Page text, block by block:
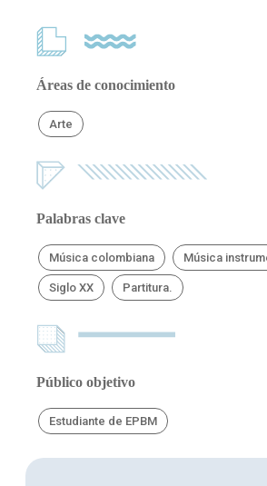
Áreas de conocimiento
Arte
Palabras clave
Música colombiana Música
Siglo XX Partitura.
Público objetivo
Estudiante de EPBM